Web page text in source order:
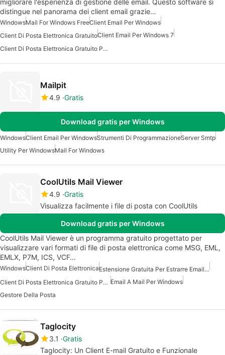
distingue nel panorama dei client email grazie…
WindowsMail For Windows FreeClient Email Per Windows
Client Di Posta Elettronica GratuitoClient Email Per Windows 7
Client Di Posta Elettronica Gratuito Per Windows
Mailpit
4.9 Gratis
Download gratis per Windows
WindowsClient Email Per WindowsStrumenti Di ProgrammazioneServer Smtp
Utility Per WindowsMail For Windows
CoolUtils Mail Viewer
4.9 Gratis
Visualizza facilmente i file di posta con CoolUtils
Download gratis per Windows
CoolUtils Mail Viewer è un programma gratuito progettato per
visualizzare vari formati di file di posta elettronica come MSG, EML,
EMLX, P7M, ICS, VCF…
WindowsClient Di Posta Elettronica
Estensione Gratuita Per Estrarre Email Per Windows
Client Di Posta Elettronica Gratuito Per Windows Email A Mail Per Windows
Gestore Della Posta
Taglocity
3.1 Gratis
Taglocity: Un Client E-mail Gratuito e Funzionale